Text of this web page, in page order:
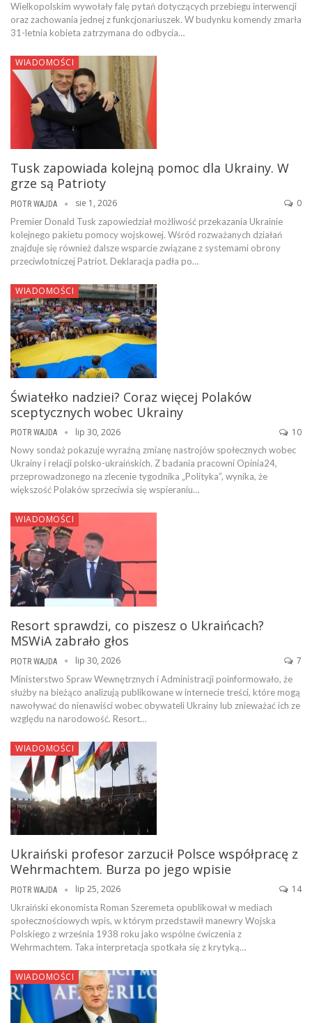
Wielkopolskim wywołały falę pytań dotyczących przebiegu interwencji
oraz zachowania jednej z funkcjonariuszek. W budynku komendy zmarła
31-letnia kobieta zatrzymana do odbycia…
WIADOMOŚCI
Tusk zapowiada kolejną pomoc dla Ukrainy. W
grze są Patrioty
PIOTR WAJDA sie 1, 2026 0
Premier Donald Tusk zapowiedział możliwość przekazania Ukrainie
kolejnego pakietu pomocy wojskowej. Wśród rozważanych działań
znajduje się również dalsze wsparcie związane z systemami obrony
przeciwlotniczej Patriot. Deklaracja padła po…
WIADOMOŚCI
Światełko nadziei? Coraz więcej Polaków
sceptycznych wobec Ukrainy
PIOTR WAJDA lip 30, 2026 10
Nowy sondaż pokazuje wyraźną zmianę nastrojów społecznych wobec
Ukrainy i relacji polsko-ukraińskich. Z badania pracowni Opinia24,
przeprowadzonego na zlecenie tygodnika „Polityka”, wynika, że
większość Polaków sprzeciwia się wspieraniu…
WIADOMOŚCI
Resort sprawdzi, co piszesz o Ukraińcach?
MSWiA zabrało głos
PIOTR WAJDA lip 30, 2026 7
Ministerstwo Spraw Wewnętrznych i Administracji poinformowało, że
służby na bieżąco analizują publikowane w internecie treści, które mogą
nawoływać do nienawiści wobec obywateli Ukrainy lub znieważać ich ze
względu na narodowość. Resort…
WIADOMOŚCI
Ukraiński profesor zarzucił Polsce współpracę z
Wehrmachtem. Burza po jego wpisie
PIOTR WAJDA lip 25, 2026 14
Ukraiński ekonomista Roman Szeremeta opublikował w mediach
społecznościowych wpis, w którym przedstawił manewry Wojska
Polskiego z września 1938 roku jako wspólne ćwiczenia z
Wehrmachtem. Taka interpretacja spotkała się z krytyką…
WIADOMOŚCI